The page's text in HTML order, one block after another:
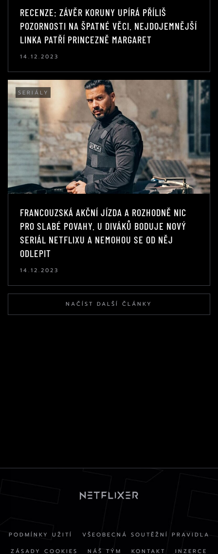
RECENZE: ZÁVĚR KORUNY UPÍRÁ PŘÍLIŠ
POZORNOSTI NA ŠPATNÉ VĚCI. NEJDOJEMNĚJŠÍ
LINKA PATŘÍ PRINCEZNĚ MARGARET
14.12.2023
SERIÁLY
FRANCOUZSKÁ AKČNÍ JÍZDA A ROZHODNĚ NIC
PRO SLABÉ POVAHY. U DIVÁKŮ BODUJE NOVÝ
SERIÁL NETFLIXU A NEMOHOU SE OD NĚJ
ODLEPIT
14.12.2023
NAČÍST DALŠÍ ČLÁNKY
PODMÍNKY UŽITÍ
VŠEOBECNÁ SOUTĚŽNÍ PRAVIDLA
ZÁSADY COOKIES
NÁŠ TÝM KONTAKT INZERCE